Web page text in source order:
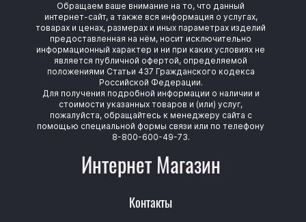
Обращаем ваше внимание на то, что данный
интернет-сайт, а также вся информация о услугах,
товарах и ценах, размерах и иных параметрах изделий
предоставленная на нём, носит исключительно
информационный характер и ни при каких условиях не
является публичной офертой, определяемой
положениями Статьи 437 Гражданского кодекса
Российской Федерации.
Для получения подробной информации о наличии и
стоимости указанных товаров и (или) услуг,
пожалуйста, обращайтесь к менеджеру сайта с
помощью специальной формы связи или по телефону
8-800-600-49-73.
Интернет Магазин
Контакты